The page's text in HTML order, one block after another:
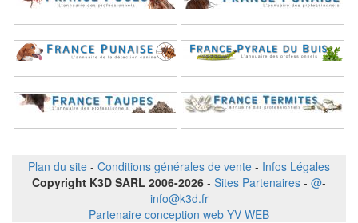
Plan du site - Conditions générales de vente - Infos Légales
Copyright K3D SARL 2006-2026 - Sites Partenaires - @-
info@k3d.fr
Partenaire conception web YV WEB